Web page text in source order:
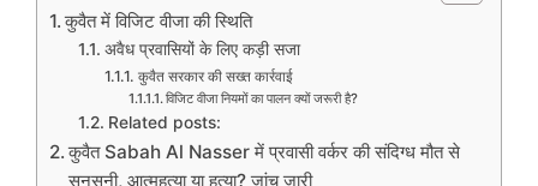
कुवैत में विजिट वीजा की स्थिति
अवैध प्रवासियों के लिए कड़ी सजा
कुवैत सरकार की सख्त कार्रवाई
विजिट वीजा नियमों का पालन क्यों जरूरी है?
Related posts:
कुवैत Sabah Al Nasser में प्रवासी वर्कर की संदिग्ध मौत से
सनसनी, आत्महत्या या हत्या? जांच जारी